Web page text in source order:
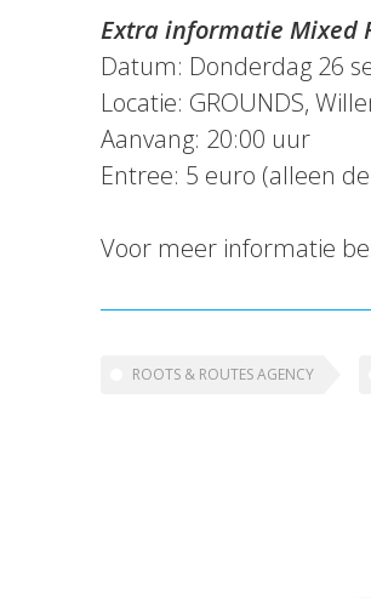
Extra informatie Mixed
Datum: Donderdag 26
Locatie: GROUNDS,
Aanvang: 20:00 uur
Entree: 5 euro (alleen
Voor meer informatie
ROOTS & ROUTES AGENCY